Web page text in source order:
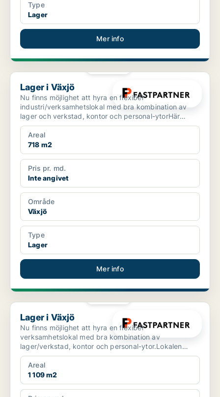
Type
Lager
Mer info
Lager i Växjö
Lager i Växjö
Nu finns möjlighet att hyra en flexibel
industri/verksamhetslokal med bra kombination av
lager och verkstad, kontor och personal-ytorHär
erbjuds en rymlig oc...
Areal
718 m2
Pris pr. md.
Inte angivet
Område
Växjö
Type
Lager
Mer info
Lager i Växjö
Lager i Växjö
Nu finns möjlighet att hyra en flexibel
verksamhetslokal med bra kombination av
lager/verkstad, kontor och personal-ytor.Lokalen
erbjuder en funktionell och ...
Areal
1 109 m2